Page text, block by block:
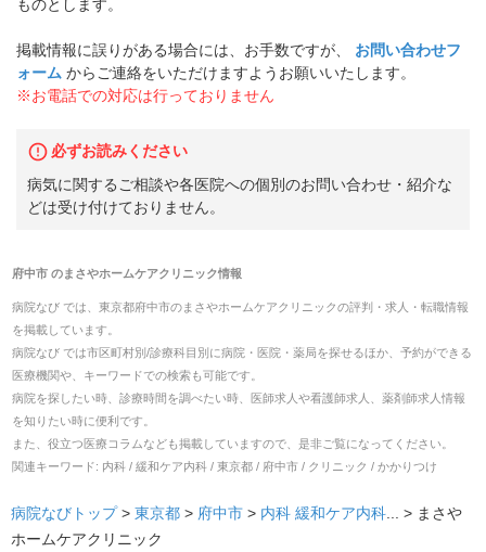
ものとします。
掲載情報に誤りがある場合には、お手数ですが、
お問い合わせフ
ォーム からご連絡をいただけますようお願いいたします。
※お電話での対応は行っておりません
必ずお読みください
病気に関するご相談や各医院への個別のお問い合わせ・紹介な
どは受け付けておりません。
府中市のまさやホームケアクリニック情報
病院なび では、 東京都府中市のまさやホームケアクリニックの評判・求人・転職情報
を掲載しています。
病院なび では市区町村別/診療科目別に病院・医院・薬局を探せるほか、予約ができる
医療機関や、キーワードでの検索も可能です。
病院を探したい時、診療時間を調べたい時、医師求人や看護師求人、薬剤師求人情報
を知りたい時に便利です。
また、役立つ医療コラムなども掲載していますので、是非ご覧になってください。
関連キーワード: 内科 / 緩和ケア内科 / 東京都 / 府中市 / クリニック / かかりつけ
病院なびトップ > 東京都 > 府中市 > 内科 緩和ケア内科... > まさや
ホームケアクリニック